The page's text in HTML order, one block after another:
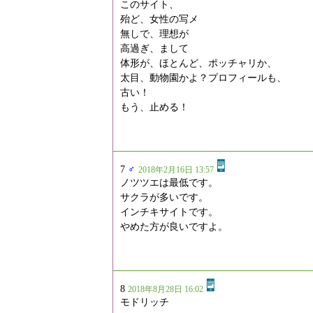
このサイト、
殆ど、女性の写メ
無しで、理想が
高過ぎ、まして
体形が、ほとんど、ポッチャリか、
太目、動物園かよ？プロフィールも、
古い！
もう、止める！
7 ♂ 2018年2月16日 13:57
ノツツエは最低です。
サクラが多いです。
インチキサイトです。
やめた方が良いですよ。
8 2018年8月28日 16:02
モドリッチ